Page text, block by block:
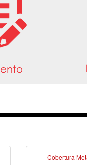
Cobertura